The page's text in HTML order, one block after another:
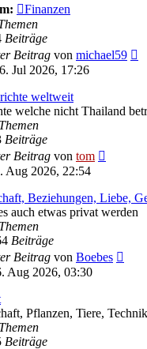
Finanzen
Beiträge
Beitrag von michael59
Jul 2026, 17:26
weltweit
welche nicht Thailand
Themen
Beiträge
Beitrag von tom
Aug 2026, 22:54
Beziehungen, Liebe,
auch etwas privat werden
Themen
Beiträge
Beitrag von Boebes
Aug 2026, 03:30
Pflanzen, Tiere,
Themen
Beiträge